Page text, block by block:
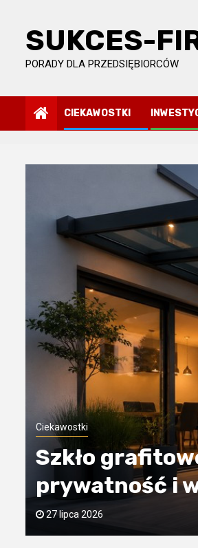
contentSUKCES-
PORADY DLA PRZEDSIĘBIORCÓW
CIEKAWOSTKI
Ciekawostki
Poliwęglan
wybrać do
18 lipca 2026